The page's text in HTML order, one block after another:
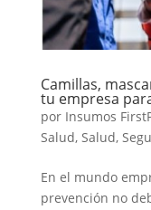
Camillas,
tu empresa
por Insumos
Salud, Salud,
En el mundo
prevención no